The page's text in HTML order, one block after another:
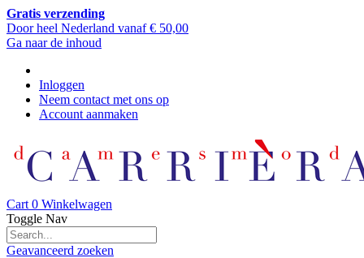
Gratis verzending
Door heel Nederland vanaf € 50,00
Ga naar de inhoud
Inloggen
Neem contact met ons op
Account aanmaken
Cart 0 Winkelwagen
Toggle Nav
Geavanceerd zoeken